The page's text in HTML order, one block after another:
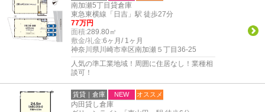
南加瀬5丁目貸倉庫
東急東横線「日吉」駅 徒歩27分
77万円
面積:289.80㎡
敷金/礼金:6ヶ月/ 1ヶ月
神奈川県川崎市幸区南加瀬５丁目36-25
人気の準工業地域！周囲に住居なし！業種相
談可！
賃貸｜倉庫 NEW オススメ
内田貸し倉庫